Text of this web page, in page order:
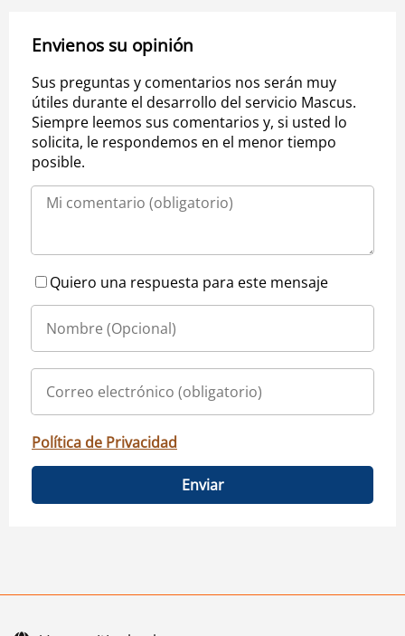
Envienos su opinión
Sus preguntas y comentarios nos serán muy
útiles durante el desarrollo del servicio Mascus.
Siempre leemos sus comentarios y, si usted lo
solicita, le respondemos en el menor tiempo
posible.
Quiero una respuesta para este mensaje
Política de Privacidad
Enviar